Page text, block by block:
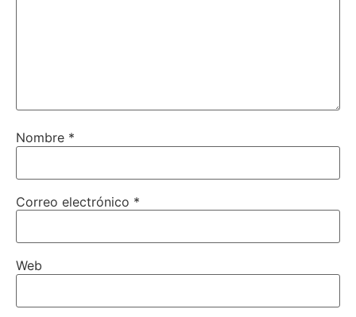
Nombre *
Correo electrónico *
Web